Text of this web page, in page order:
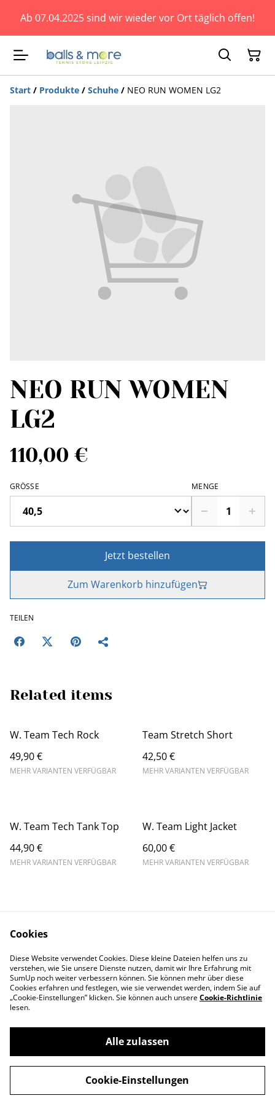
Ab 07.04.2025 sind wir wieder vor Ort täglich offen!
Start / Produkte / Schuhe / NEO RUN WOMEN LG2
NEO RUN WOMEN
LG2
110,00 €
GRÖSSE MENGE
Jetzt bestellen
Zum Warenkorb hinzufügen
TEILEN
Related items
W. Team Tech Rock
49,90 €
MEHR VARIANTEN VERFÜGBAR
Team Stretch Short
42,50 €
MEHR VARIANTEN VERFÜGBAR
W. Team Tech Tank Top
44,90 €
MEHR VARIANTEN VERFÜGBAR
W. Team Light Jacket
60,00 €
MEHR VARIANTEN VERFÜGBAR
Contact Us
Legal Terms
Privacy Policy
Cookie Policy
©2026Balls & More Tennis Store Leipzig
powered by
Cookies
Diese Website verwendet Cookies. Diese kleine Dateien helfen uns zu
verstehen, wie Sie unsere Dienste nutzen, damit wir Ihre Erfahrung mit
SumUp noch weiter verbessern können. Sie können mehr über diese
Cookies erfahren und festlegen, wie sie verwendet werden, indem Sie auf
„Cookie-Einstellungen” klicken. Sie können auch unsereCookie-Richtlinie
lesen.
Alle zulassen
Cookie-Einstellungen